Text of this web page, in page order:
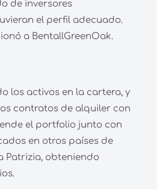
de inversores
el perfil adecuado.
a BentallGreenOak.
los activos en la cartera, y
contratos de alquiler con
el portfolio junto con
en otros países de
Patrizia, obteniendo